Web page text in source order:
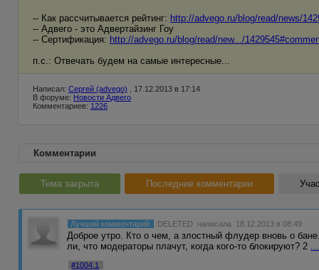
-- Как рассчитывается рейтинг: http://advego.ru/blog/read/news/
-- Адвего - это Адвертайзинг Гоу
-- Сертификация: http://advego.ru/blog/read/new.../
п.с.: Отвечать будем на самые интересные...
Написал: Сергей (advego) , 17.12.2013 в 17:14
В форуме: Новости Адвего
Комментариев: 1226
Комментарии
Тема закрыта Последние комментарии
Лучший комментарий DELETED написала 18.12.2013 в 08:49
Доброе утро. Кто о чем, а злостный флудер вновь о
ли, что модераторы плачут, когда кого-то блокируют? 2 ...
#1004.1